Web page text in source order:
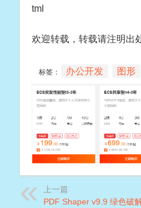
tml
欢迎转载，转载请注明出
标签： 办公开发 图形
上一篇
PDF Shaper v9.9 绿色破